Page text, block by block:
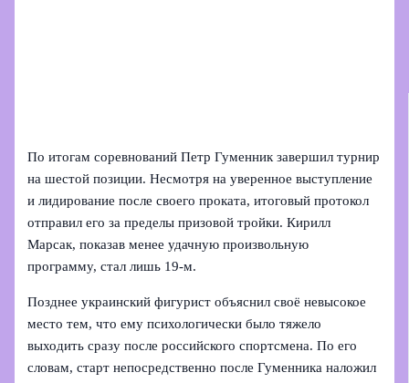
По итогам соревнований Петр Гуменник завершил турнир
на шестой позиции. Несмотря на уверенное выступление
и лидирование после своего проката, итоговый протокол
отправил его за пределы призовой тройки. Кирилл
Марсак, показав менее удачную произвольную
программу, стал лишь 19-м.
Позднее украинский фигурист объяснил своё невысокое
место тем, что ему психологически было тяжело
выходить сразу после российского спортсмена. По его
словам, старт непосредственно после Гуменника наложил